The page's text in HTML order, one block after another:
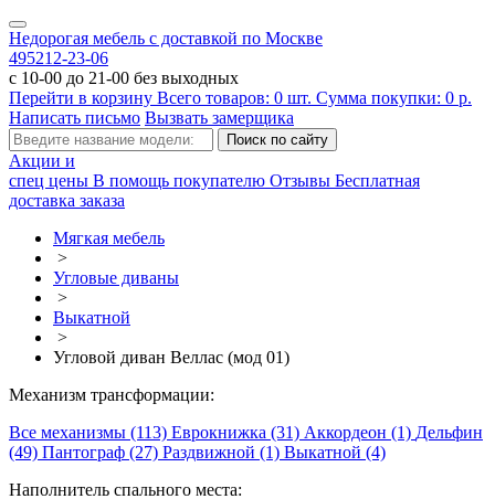
Недорогая мебель с доставкой по Москве
495212-23-06
с 10-00 до 21-00 без выходных
Перейти в корзину Всего товаров: 0 шт. Сумма покупки: 0 р.
Написать письмо Вызвать замерщика
Акции и
спец цены В помощь покупателю Отзывы Бесплатная
доставка заказа
Мягкая мебель
>
Угловые диваны
>
Выкатной
>
Угловой диван Веллас (мод 01)
Механизм трансформации:
Все механизмы (113) Еврокнижка (31) Аккордеон (1) Дельфин
(49) Пантограф (27) Раздвижной (1) Выкатной (4)
Наполнитель спального места: